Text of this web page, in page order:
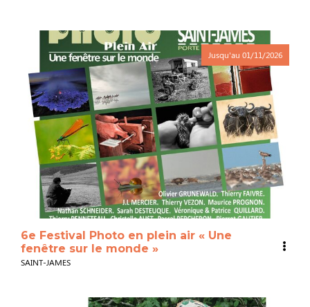
Jusqu'au 01/11/2026
6e Festival Photo en plein air « Une
fenêtre sur le monde »
SAINT-JAMES